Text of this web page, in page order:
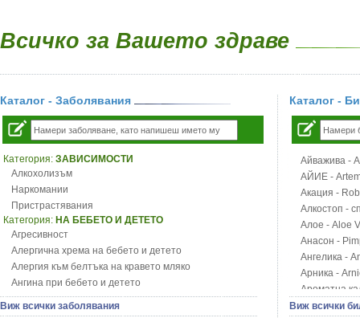
Всичко за Вашето здраве
Каталог - Заболявания
Категория: ЗАВИСИМОСТИ
Алкохолизъм
Наркомании
Пристрастявания
Категория: НА БЕБЕТО И ДЕТЕТО
Агресивност
Алергична хрема на бебето и детето
Алергия към белтъка на кравето мляко
Ангина при бебето и детето
Анемия при бебето и детето
Апетит - пълни деца
Виж всички заболявания
Каталог -
Айважива -
АЙИЕ -
Акация -
Алкостоп -
Алое - Aloe
Анасон -
Ангелика -
Арника -
Ароматна
Арония -
Виж всички